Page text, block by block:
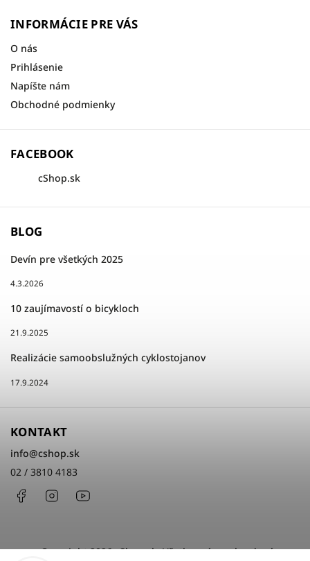
INFORMÁCIE PRE VÁS
O nás
Prihlásenie
Napíšte nám
Obchodné podmienky
FACEBOOK
cShop.sk
BLOG
Devín pre všetkých 2025
4.3.2026
10 zaujímavostí o bicykloch
21.9.2025
Realizácie samoobslužných cyklostojanov
17.9.2024
KONTAKT
info@cshop.sk
02 / 3810 4183
FacebookInstagram
Copyright 2026cShop.sk. Všetky práva vyhradené.